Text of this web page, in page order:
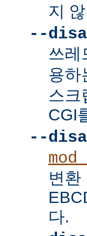
지
--
쓰레
용하
스크
CGI
--
변환
다.